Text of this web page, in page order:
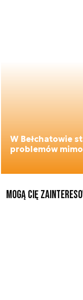
W Bełchatowie
problemów
Mogą Cię